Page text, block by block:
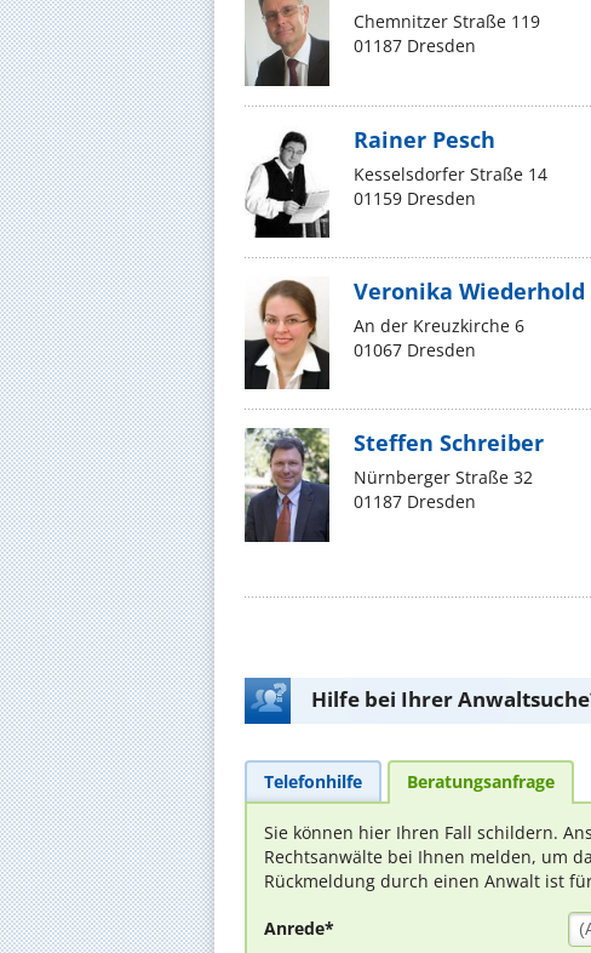
Chemnitzer Straße 119
01187 Dresden
Rainer Pesch
Kesselsdorfer Straße 14
01159 Dresden
Veronika Wiederhold
An der Kreuzkirche 6
01067 Dresden
Steffen Schreiber
Nürnberger Straße 32
01187 Dresden
Hilfe bei Ihrer
Telefonhilfe Beratungsanfrage
Sie können hier Ihren Fall schildern.
Rechtsanwälte bei Ihnen melden, um
Rückmeldung durch einen Anwalt ist
Anrede*